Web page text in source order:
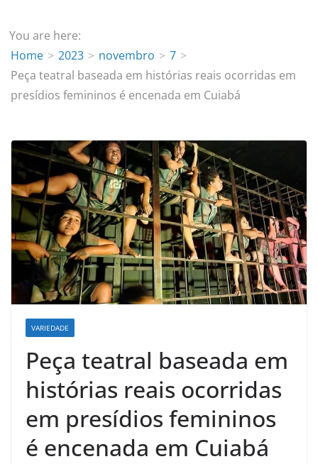
You are here:
Home
2023 novembro
7
Peça teatral baseada em histórias reais ocorridas em
presídios femininos é encenada em Cuiabá
VARIEDADE
Peça teatral baseada em
histórias reais ocorridas
em presídios femininos
é encenada em Cuiabá